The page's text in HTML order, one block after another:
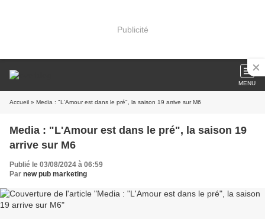
Publicité
MENU
Accueil » Media : "L'Amour est dans le pré", la saison 19 arrive sur M6
Media : "L'Amour est dans le pré", la saison 19
arrive sur M6
Publié le 03/08/2024 à 06:59
Par new pub marketing